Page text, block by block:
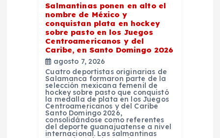
Salmantinas ponen en alto el
nombre de México y
conquistan plata en hockey
sobre pasto en los Juegos
Centroamericanos y del
Caribe, en Santo Domingo 2026
agosto 7, 2026
Cuatro deportistas originarias de
Salamanca formaron parte de la
selección mexicana femenil de
hockey sobre pasto que conquistó
la medalla de plata en los Juegos
Centroamericanos y del Caribe
Santo Domingo 2026,
consolidándose como referentes
del deporte guanajuatense a nivel
internacional. Las salmantinas